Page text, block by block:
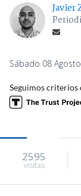
Javier
Sábado 08
Seguimos criterios
2595
visitas